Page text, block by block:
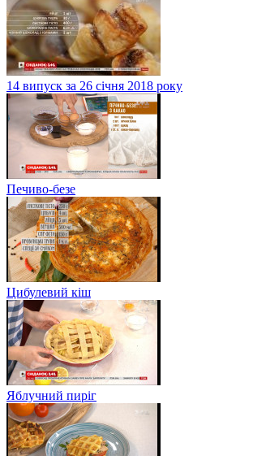
14 випуск за 26 січня 2018 року
Печиво-безе
Цибулевий кіш
Яблучний пиріг